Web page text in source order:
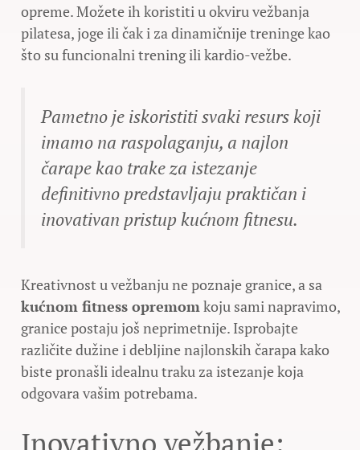
opreme. Možete ih koristiti u okviru vežbanja
pilatesa, joge ili čak i za dinamičnije treninge kao
što su funcionalni trening ili kardio-vežbe.
Pametno je iskoristiti svaki resurs koji
imamo na raspolaganju, a najlon
čarape kao trake za istezanje
definitivno predstavljaju praktičan i
inovativan pristup kućnom fitnesu.
Kreativnost u vežbanju ne poznaje granice, a sa
kućnom fitness opremomkoju sami napravimo,
granice postaju još neprimetnije. Isprobajte
različite dužine i debljine najlonskih čarapa kako
biste pronašli idealnu traku za istezanje koja
odgovara vašim potrebama.